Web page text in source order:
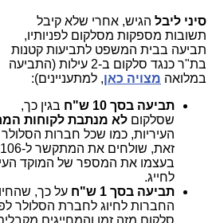
סיני ליבל הגיש, אחרי שלא קיבל
תשובות מספקות מסלקום לפניותיו,
תביעה בבית המשפט לתביעות קטנות
בת"ר כנגד סלקום ב-2 עילות (התביעה
במלואה מצויה כאן, למתעניינים):
תביעה בסך 10 ש"ח
בגין כך,
שסלקום לא מנתבת לקוחות
העיריות, כמו שכל חברות
בעצמו את המספר של המוקד
לחייג.
תביעה בסך 1 ש"ח
החברות לחיוג לחברת הסלולר
סלקום מזה זמן והמחייגים